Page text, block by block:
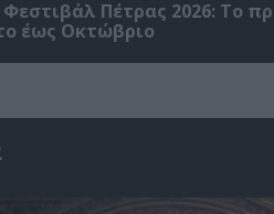
Φεστιβάλ Πέτρας 2026: Το
έως Οκτώβριο